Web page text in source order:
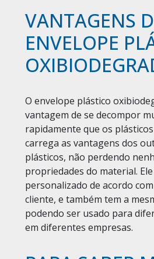
VANTAGENS
ENVELOPE
O envelope plástico
vantagem de se decompor
rapidamente que os
carrega as vantagens dos
plásticos, não perdendo
propriedades do material.
personalizado de acordo
cliente, e também tem a
podendo ser usado para
em diferentes empresas.